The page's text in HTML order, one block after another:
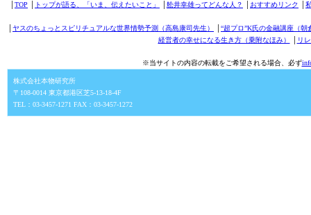
TOP トップが語る、「いま、伝えたいこと」 舩井幸雄ってどんな人？ おすすめリンク
ヤスのちょっとスピリチュアルな世界情勢予測（高島康司先生）
“超プロ”K氏の金融講座（朝
経営者の幸せになる生き方（乗附なほみ）
リ
※当サイトの内容の転載をご希望される場合、必ず
株式会社本物研究所
〒108-0014 東京都港区芝5-13-18-4F
TEL：03-3457-1271 FAX：03-3457-1272